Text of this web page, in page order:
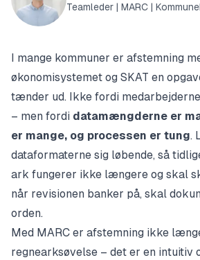
Teamleder | MARC |
I mange kommuner er afstemning
økonomisystemet og SKAT en
tænder ud. Ikke fordi
– men fordi datamængderne er
er mange, og processen er tung.
dataformaterne sig løbende, så
ark fungerer ikke længere og skal
når revisionen banker på, skal
orden.
Med MARC er afstemning ikke
regnearksøvelse – det er en intuitiv